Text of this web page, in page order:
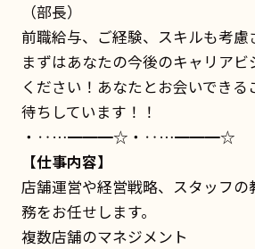
（部長）
前職給与、ご経験、スキルも考慮
まずはあなたの今後のキャリアビ
ください！あなたとお会いできる
待ちしています！！
・‥…━━━☆・‥…━━━☆
【仕事内容】
店舗運営や経営戦略、スタッフの
務をお任せします。
複数店舗のマネジメント